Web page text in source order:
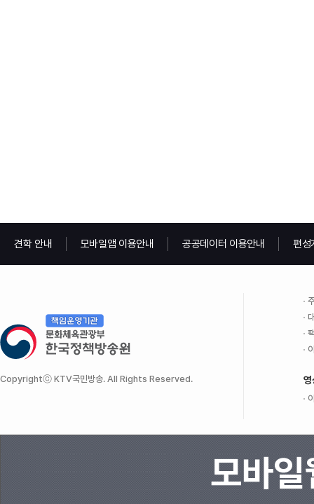
견학 안내 모바일앱 이용안내 공공데이터 이용안내 편성
Copyrightⓒ KTV국민방송. All Rights Reserved. 영
모바